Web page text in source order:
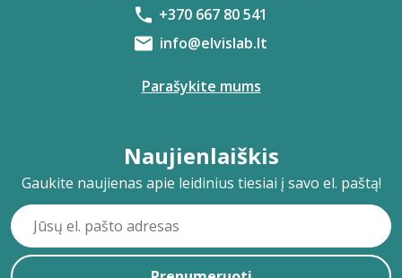
+370 667 80 541
info@elvislab.lt
Parašykite mums
Naujienlaiškis
Gaukite naujienas apie leidinius tiesiai į savo el. paštą!